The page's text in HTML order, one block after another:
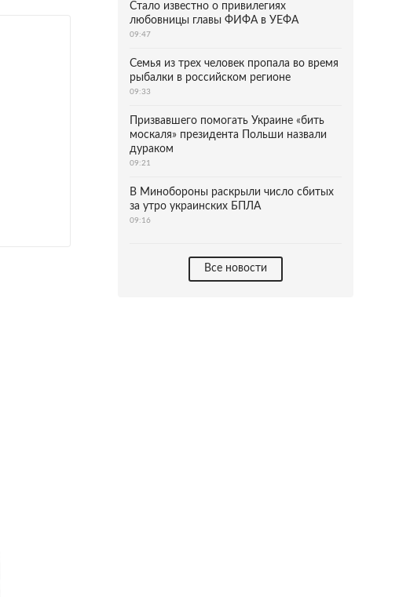
Стало известно о привилегиях
любовницы главы ФИФА в УЕФА
09:47
Семья из трех человек пропала во время
рыбалки в российском регионе
09:33
Призвавшего помогать Украине «бить
москаля» президента Польши назвали
дураком
09:21
В Минобороны раскрыли число сбитых
за утро украинских БПЛА
09:16
Все новости